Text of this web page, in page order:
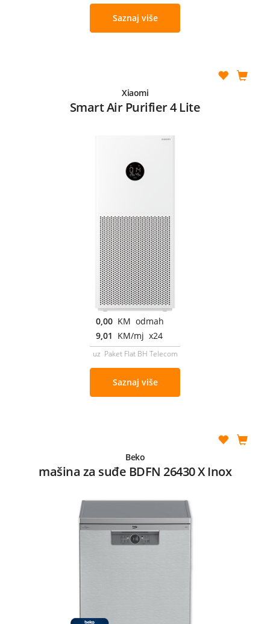
Saznaj više
Xiaomi
Smart Air Purifier 4 Lite
0,00 KM odmah
9,01 KM/mj x24
uz Paket Flat BH Telecom
Saznaj više
Beko
mašina za suđe BDFN 26430 X Inox